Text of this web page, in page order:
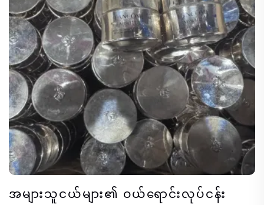
အများသူငယ်များ၏ ဝယ်ရောင်းလုပ်ငန်း